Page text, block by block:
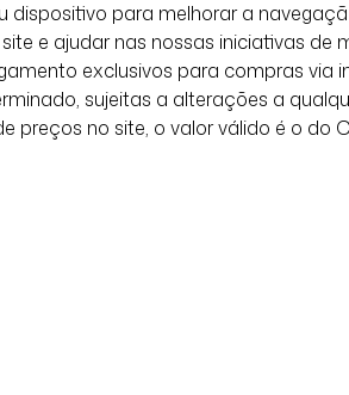
dispositivo para melhorar a
e ajudar nas nossas iniciativas de
exclusivos para compras via
sujeitas a alterações a
preços no site, o valor válido é o do